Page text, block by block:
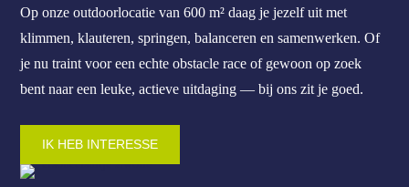
Op onze outdoorlocatie van 600 m² daag je jezelf uit met
klimmen, klauteren, springen, balanceren en samenwerken. Of
je nu traint voor een echte obstacle race of gewoon op zoek
bent naar een leuke, actieve uitdaging — bij ons zit je goed.
IK HEB INTERESSE